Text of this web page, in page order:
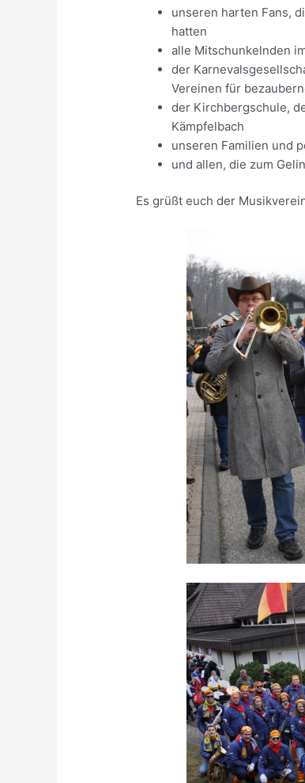
unseren harten Fans,
hatten
alle Mitschunkelnden
der
Vereinen für
der Kirchbergschule,
Kämpfelbach
unseren Familien und
und allen, die zum
Es grüßt euch der